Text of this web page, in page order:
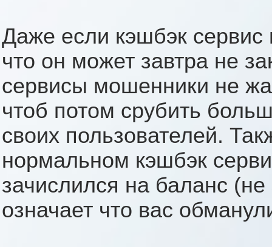
Даже если кэшбэк
что он может завтра не
сервисы мошенники не
чтоб потом срубить
своих пользователей.
нормальном кэшбэк
зачислился на баланс (не
означает что вас